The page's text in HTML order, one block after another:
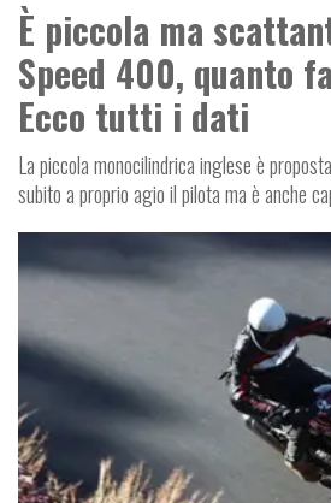
È piccola ma
Speed 400, quanto
Ecco tutti i dati
La piccola monocilindrica inglese è
subito a proprio agio il pilota ma è anche